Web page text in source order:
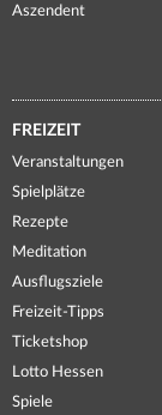
Aszendent
FREIZEIT
Veranstaltungen
Spielplätze
Rezepte
Meditation
Ausflugsziele
Freizeit-Tipps
Ticketshop
Lotto Hessen
Spiele